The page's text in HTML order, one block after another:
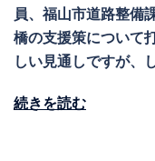
員、福山市道路整備
橋の支援策について
しい見通しですが、
続きを読む